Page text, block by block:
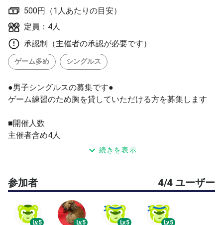
500円（1人あたりの目安）
定員：4人
承認制（主催者の承認が必要です）
ゲーム多め シングルス
●男子シングルスの募集です●
ゲーム練習のため胸を貸していただける方を募集します
■開催人数
主催者含め4人
・エントリーがお1人の場合：1面、1対1でシングルス
・エントリーがお2人の場合：1面、3人でシングルスのダ
ブルマッチ
続きを表示
参加者 4/4 ユーザー
Lv.5
Lv.5
Lv.5
Lv.5